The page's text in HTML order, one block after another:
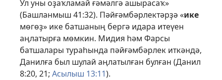
Ул уны оҙаҡламай ғәмәлгә ашырасаҡ»
(Башланмыш 41:32). Пәйғәмбәрлектәрҙә «ике
мөгөҙ» ике батшаның бергә идара итеүен
аңлатырға мөмкин. Мидия һәм Фарсы
батшалары тураһында пәйғәмбәрлек иткәндә,
Данилға был шулай аңлатылған булған (Данил
8:20, 21; Асылыш 13:11).